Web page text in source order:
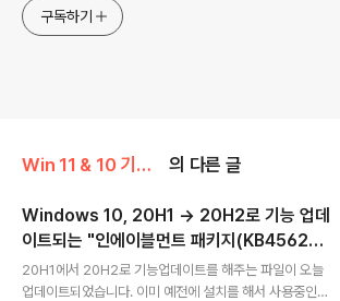
구독하기
Win 11 & 10 기능 업데이트 패키지 의 다른 글
Windows 10, 20H1 → 20H2로 기능 업데
이트되는 "인에이블먼트 패키지(KB456283
0)" 업데이트됨
20H1에서 20H2로 기능업데이트를 해주는 파일이 오늘
업데이트되었습니다. 이미 예전에 설치를 해서 사용중인